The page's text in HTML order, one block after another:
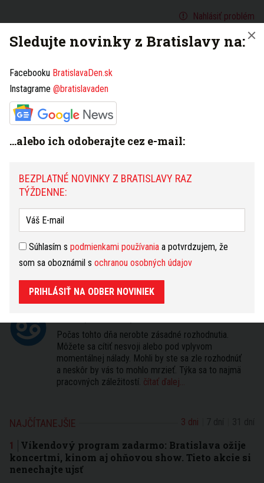
Nahlásiť problém
TÝŽDENNE:
Súhlasím spodmienkami používania
som sa oboznámil sochranou osobných údajov
PRIHLÁSIŤ NA ODBER NOVINIEK
Dnešný Zajtrajší Týždenný
Počas tohto dňa nerobte zásadné rozhodnutia.
Môžete sa cítiť nesvoji alebo pod vplyvom
momentálnej nálady. Mohli by ste sa zle rozhodnúť
a neskôr by vás to mohlo mrzieť. Týka sa to najmä
pracovných záležitostí. čítať ďalej...
NAJČÍTANEJŠIE 3 dni
Víkendový program zadarmo: Bratislava ožije
koncertmi, kinom aj ohňovou show. Tieto akcie si
nenechajte ujsť
Sledujte novinky z Bratislavy na:
Facebooku BratislavaDen.sk
Instagrame @bratislavaden
...alebo ich odoberajte cez e-mail:
BEZPLATNÉ NOVINKY Z BRATISLAVY RAZ
TÝŽDENNE:
Súhlasím s podmienkami používania a potvrdzujem, že
som sa oboznámil s ochranou osobných údajov
PRIHLÁSIŤ NA ODBER NOVINIEK